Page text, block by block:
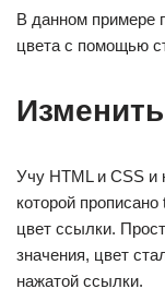
В данном примере
цвета с помощью
Учу HTML и CSS и
которой
цвет ссылки.
значения, цвет
нажатой ссылки.